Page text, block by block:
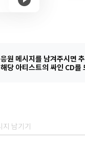
응원 메시지를 남겨주시면
해당 아티스트의 싸인 CD를